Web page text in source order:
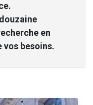
en
besoins.